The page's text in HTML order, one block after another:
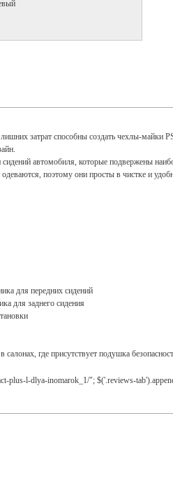
затрат способны создать чехлы-майки
автомобиля, которые подвержены
поэтому они просты в чистке и
для передних сидений
для заднего сидения
салонах, где присутствует подушка
plus-l-dlya-inomarok_1/"; $('.reviews-